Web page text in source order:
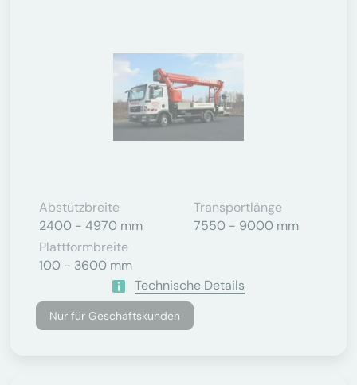
Abstützbreite
2400 - 4970 mm
Transportlänge
7550 - 9000 mm
Plattformbreite
100 - 3600 mm
Technische Details
Nur für Geschäftskunden